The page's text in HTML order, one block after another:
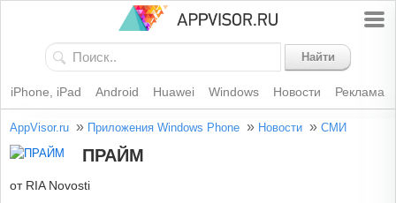
Найти
iPhone, iPad Android Huawei Windows Новости Реклама
AppVisor.ru » Приложения Windows Phone » Новости » СМИ
ПРАЙМ
от RIA Novosti